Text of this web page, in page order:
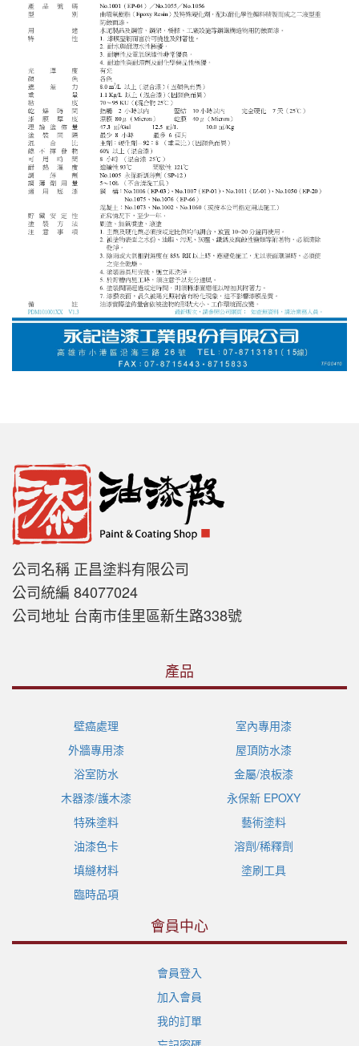
公司名稱 正昌塗料有限公司
公司統編 84077024
公司地址 台南市佳里區新生路338號
產品
壁癌處理
室內專用漆
外牆專用漆
屋頂防水漆
浴室防水
金屬/浪板漆
木器漆/護木漆
永保新 EPOXY
特殊塗料
藝術塗料
油漆色卡
溶劑/稀釋劑
填縫材料
塗刷工具
臨時品項
會員中心
會員登入
加入會員
我的訂單